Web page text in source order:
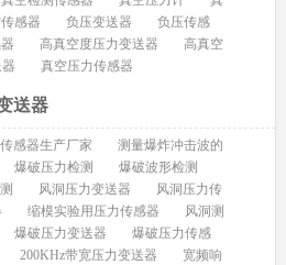
感器 负压变送器
负压传感
高真空度压力变送器
高真空
真空压力传感器
送器
感器生产厂家
测量爆炸冲击波的
爆破压力检测
爆破波形检测
风洞压力变送器
风洞压力传
缩模实验用压力传感器
风洞测
爆破压力变送器
爆破压力传感
200KHz带宽压力变送器
宽频响